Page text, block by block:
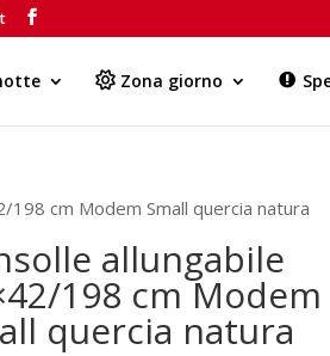
Zona giorno
Products
198 cm Modem Small quercia natura
allungabile
198 cm Modem
quercia natura